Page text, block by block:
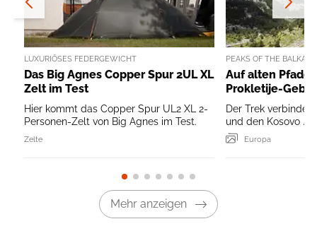
LUXURIÖSES FEDERGEWICHT
Das Big Agnes Copper Spur 2UL XL
Zelt im Test
Hier kommt das Copper Spur UL2 XL 2-
Personen-Zelt von Big Agnes im Test.
Zelte
PEAKS OF THE BALKANS
Auf alten
Prokletije-
Der Trek verbindet
und den Kosovo ...
Europa
Mehr anzeigen